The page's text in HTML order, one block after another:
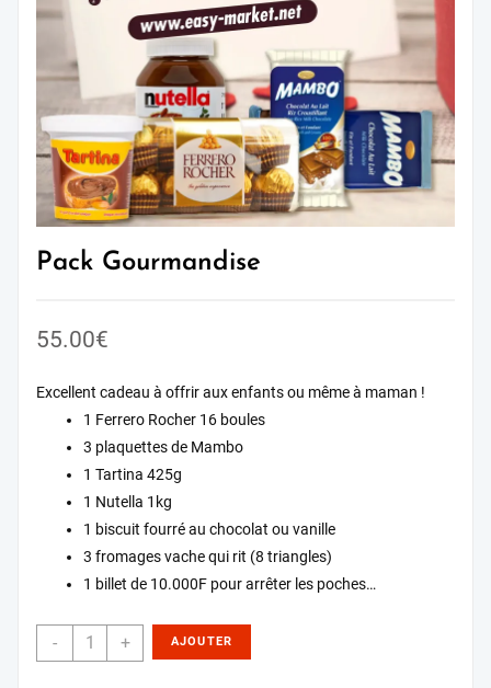
Pack Gourmandise
55.00€
Excellent cadeau à offrir aux enfants ou même à maman !
1 Ferrero Rocher 16 boules
3 plaquettes de Mambo
1 Tartina 425g
1 Nutella 1kg
1 biscuit fourré au chocolat ou vanille
3 fromages vache qui rit (8 triangles)
1 billet de 10.000F pour arrêter les poches…
- + AJOUTER